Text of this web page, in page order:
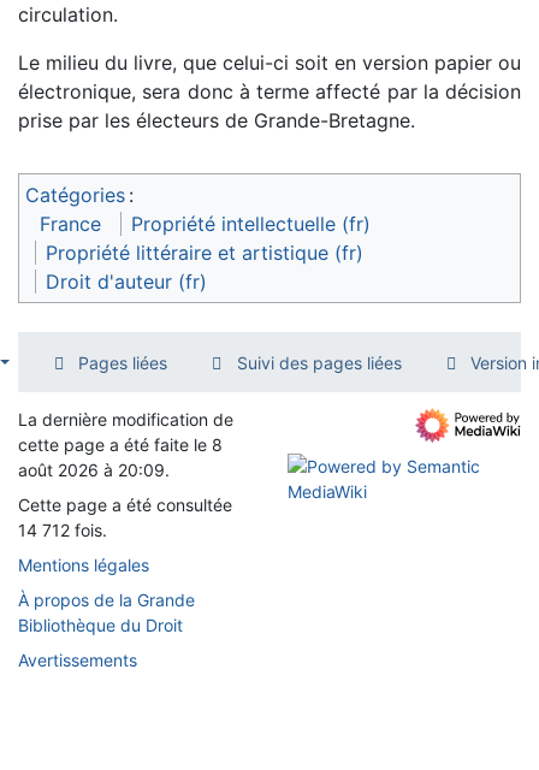
circulation.
Le milieu du livre, que celui-ci soit en version papier ou
électronique, sera donc à terme affecté par la décision
prise par les électeurs de Grande-Bretagne.
Catégories :
France
Propriété intellectuelle (fr)
Propriété littéraire et artistique (fr)
Droit d'auteur (fr)
Pages liées Suivi des pages liées Version
La dernière modification de
cette page a été faite le 8
août 2026 à 20:09.
Cette page a été consultée
14 712 fois.
Mentions légales
À propos de la Grande
Bibliothèque du Droit
Avertissements